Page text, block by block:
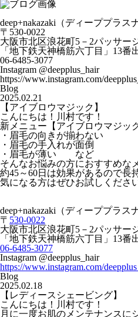
deep+nakazaki（ディーププラス
〒530-0022
大阪市北区浪花町5－2パッサー
「地下鉄天神橋筋六丁目」13番
06-6485-3077
Instagram @deepplus_hair
https://www.instagram.com/
Blog
2025.02.21
【アイブロウマジック】
こんにちは！川村です！
新メニュー【アイブロウマジック
・眉毛の向きが揃わない
・眉毛の手入れが面倒
・眉毛が薄い など
そんなお悩みの方におすすめな
約45～60日は効果があるので長
気になる方はぜひお試しください
deep+nakazaki（ディーププラス
〒 530-0022
大阪市北区浪花町5－2パッサー
「地下鉄天神橋筋六丁目」13番
06-6485-3077
Instagram @deepplus_hair
https://www.instagram.com/
Blog
2025.02.18
【レディースシェービング】
こんにちは！川村です！
月に一度お肌のメンテナンスに